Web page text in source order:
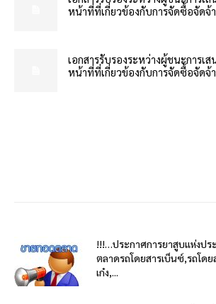
หน้าที่ที่เกี่ยวข้องกับการจัดซื้อจัดจ้
เอกสารรับรองระหว่างผู้ชนะการเส
หน้าที่ที่เกี่ยวข้องกับการจัดซื้อจัดจ้
!!!…ประกาศการยาสูบแห่งปร
ตลาดรถโดยสารเบ็นซ์,รถโด
เก๋ง,...